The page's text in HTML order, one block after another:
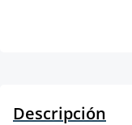
Descripción